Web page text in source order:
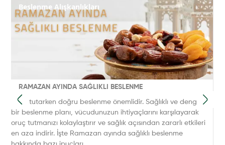
Beslenme Alışkanlıkları
RAMAZAN AYINDA SAĞLIKLI BESLENME
Oruç tutarken doğru beslenme önemlidir. Sağlıklı ve dengeli
bir beslenme planı, vücudunuzun ihtiyaçlarını karşılayarak
oruç tutmanızı kolaylaştırır ve sağlık açısından zararlı etkileri
en aza indirir. İşte Ramazan ayında sağlıklı beslenme